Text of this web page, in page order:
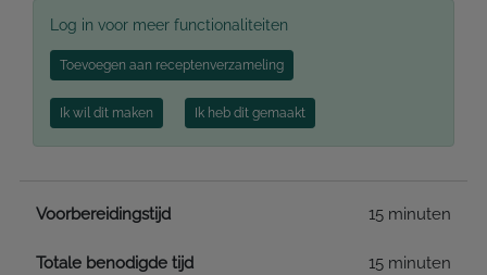
Log in voor meer functionaliteiten
Toevoegen aan receptenverzameling
Ik wil dit maken Ik heb dit gemaakt
Voorbereidingstijd 15 minuten
Totale benodigde tijd 15 minuten